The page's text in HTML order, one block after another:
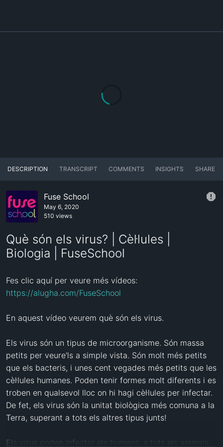
DESCRIPTION TRANSCRIPT COMMENTS INSIGHTS SHARE
Fuse School
May 6, 2020
510 views
Què són els virus? | Cèl·lules |
Biologia | FuseSchool
https://alugha.com/FuseSchool
En aquest vídeo veurem què són els virus.
Els virus són un tipus de microorganisme. Són massa
petits per veure'ls a simple vista. Són molt més petits
que els bacteris, i unes cent vegades més petits que les
cèl·lules humanes. Poden tenir formes molt diferents i es
troben en qualsevol lloc on hi hagi cèl·lules per infectar.
De fet, els virus són la unitat biològica més comuna a la
Terra, superant a tots els altres tipus junts!
Els virus poden infectar els humans, a tots els animals,